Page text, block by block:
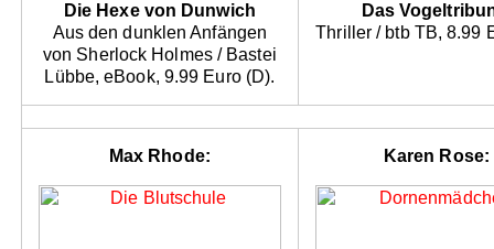
Die Hexe von Dunwich
Aus den dunklen Anfängen
von Sherlock Holmes / Bastei
Lübbe, eBook, 9.99 Euro (D).
Das
Thriller / btb TB, 8.99
Max Rhode: Karen Rose: